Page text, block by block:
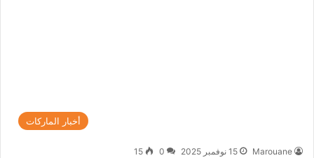
أخبار الماركات
Marouane 15 نوفمبر 2025 0
15